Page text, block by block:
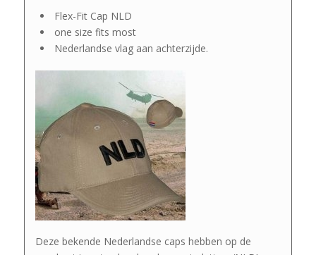
Flex-Fit Cap NLD
one size fits most
Nederlandse vlag aan achterzijde.
Deze bekende Nederlandse caps hebben op de